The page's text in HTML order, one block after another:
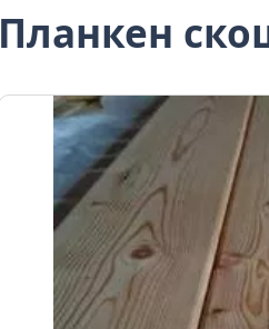
Планкен